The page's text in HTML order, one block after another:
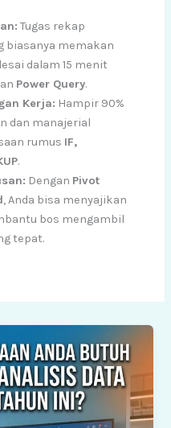
Tugas rekap
biasanya memakan
dalam 15 menit
Power Query.
Kerja: Hampir 90%
dan manajerial
rumus IF,
.
Dengan Pivot
, Anda bisa menyajikan
bos mengambil
tepat.